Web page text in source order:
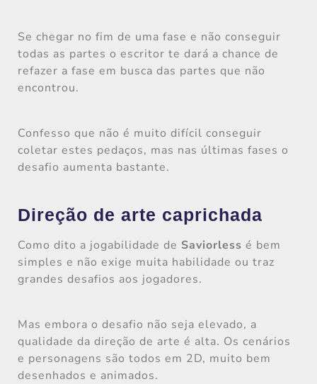
Se chegar no fim de uma fase e não conseguir
todas as partes o escritor te dará a chance de
refazer a fase em busca das partes que não
encontrou.
Confesso que não é muito difícil conseguir
coletar estes pedaços, mas nas últimas fases o
desafio aumenta bastante.
Direção de arte caprichada
Como dito a jogabilidade de Saviorless é bem
simples e não exige muita habilidade ou traz
grandes desafios aos jogadores.
Mas embora o desafio não seja elevado, a
qualidade da direção de arte é alta. Os cenários
e personagens são todos em 2D, muito bem
desenhados e animados.